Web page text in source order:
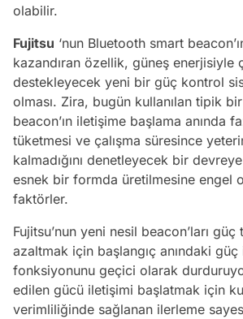
olabilir.
Fujitsu ‘nun Bluetooth smart
kazandıran özellik, güneş enerjisiyle
destekleyecek yeni bir güç kontrol
olması. Zira, bugün kullanılan tipik bir
beacon’ın iletişime başlama anında
tüketmesi ve çalışma süresince
kalmadığını denetleyecek bir
esnek bir formda üretilmesine engel
faktörler.
Fujitsu’nun yeni nesil beacon’ları güç
azaltmak için başlangıç anındaki güç
fonksiyonunu geçici olarak
edilen gücü iletişimi başlatmak için
verimliliğinde sağlanan ilerleme